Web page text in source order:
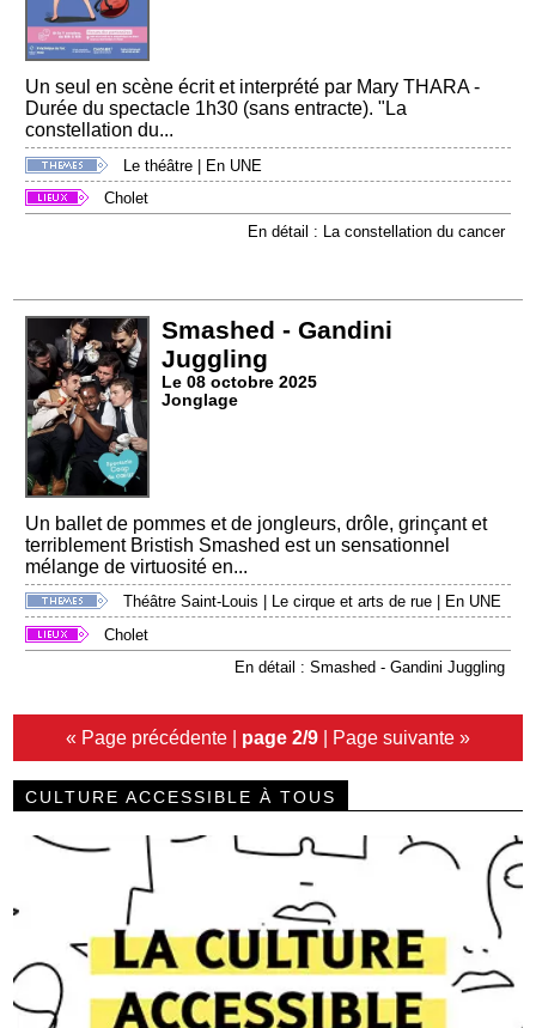
Un seul en scène écrit et interprété par Mary THARA -
Durée du spectacle 1h30 (sans entracte). "La
constellation du...
Le théâtre
En UNE
Cholet
En détail : La constellation du cancer
Smashed - Gandini
Juggling
Le 08 octobre 2025
Jonglage
Un ballet de pommes et de jongleurs, drôle, grinçant et
terriblement Bristish Smashed est un sensationnel
mélange de virtuosité en...
Théâtre Saint-Louis Le cirque et arts de rue
En UNE
Cholet
En détail : Smashed - Gandini Juggling
« Page précédente | page 2/9 | Page suivante »
CULTURE ACCESSIBLE À TOUS